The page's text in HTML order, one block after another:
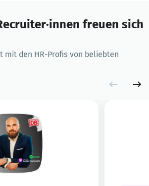
freuen sich
mit den HR-Profis von beliebten